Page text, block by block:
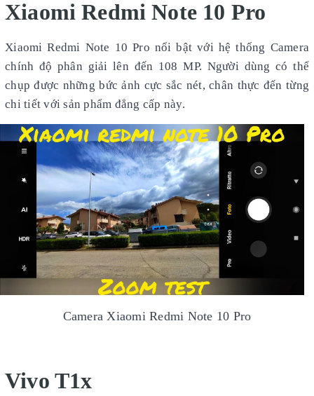
Xiaomi Redmi Note 10 Pro
Xiaomi Redmi Note 10 Pro nổi bật với hệ thống Camera
chính độ phân giải lên đến 108 MP. Người dùng có thể
chụp được những bức ảnh cực sắc nét, chân thực đến từng
chi tiết với sản phẩm đẳng cấp này.
Camera Xiaomi Redmi Note 10 Pro
Vivo T1x